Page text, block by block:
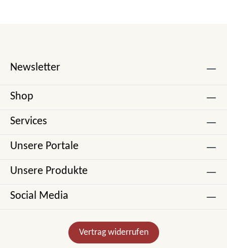
Newsletter
Shop
Services
Unsere Portale
Unsere Produkte
Social Media
Vertrag widerrufen